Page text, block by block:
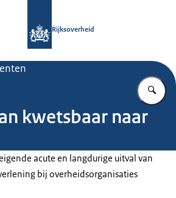
Rijksoverheid
kwetsbaar naar
acute en langdurige uitval van
bij overheidsorganisaties